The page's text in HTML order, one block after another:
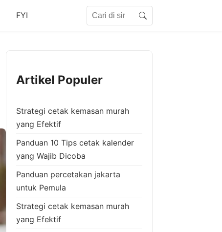
FYI Search
Artikel Populer
Strategi cetak kemasan murah
yang Efektif
Panduan 10 Tips cetak kalender
yang Wajib Dicoba
Panduan percetakan jakarta
untuk Pemula
Strategi cetak kemasan murah
yang Efektif